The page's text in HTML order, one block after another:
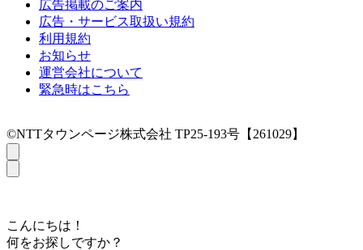
広告掲載のご案内
広告・サービス取扱い規約
利用規約
お知らせ
運営会社について
緊急時はこちら
©NTTタウンページ株式会社 TP25-193号【261029】
こんにちは！
何をお探しですか？